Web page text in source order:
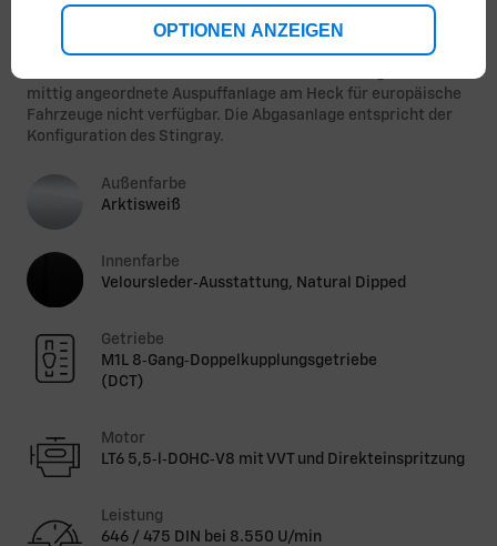
OPTIONEN ANZEIGEN
Abbildungen zeigen ein Übersee-Modell MT26. Das
tatsächliche Serienfahrzeug kann abweichen. Versicherung
mittig angeordnete Auspuffanlage am Heck für europäische
Fahrzeuge nicht verfügbar. Die Abgasanlage entspricht der
Konfiguration des Stingray.
Außenfarbe
Arktisweiß
Innenfarbe
Veloursleder‑Ausstattung, Natural Dipped
Getriebe
M1L 8‑Gang‑Doppelkupplungsgetriebe
(DCT)
Motor
LT6 5,5‑l‑DOHC‑V8 mit VVT und Direkteinspritzung
Leistung
646 / 475 DIN bei 8.550 U/min